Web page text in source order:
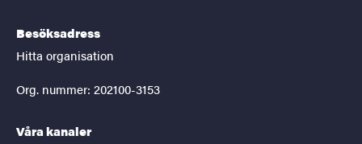
Besöksadress
Hitta organisation
Org. nummer: 202100-3153
Våra kanaler